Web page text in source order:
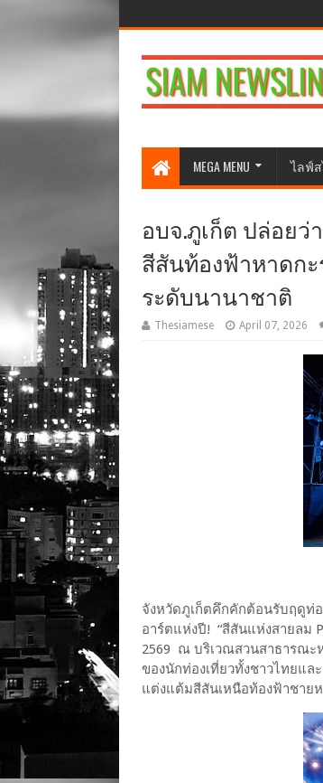
MEGA MENU ไลฟ์
อบจ.ภูเก็ต ปล่อยว่า
สีสันท้องฟ้าหาดก
ระดับนานาชาติ
Thesiamese April 07, 2026
จังหวัดภูเก็ตคึกคักต้อนรับฤดูท่อ
อาร์ตแห่งปี! “สีสันแห่งสายลม
2569 ณ บริเวณสวนสาธารณะ
ของนักท่องเที่ยวทั้งชาวไทยแ
แต่งแต้มสีสันเหนือท้องฟ้าชาย